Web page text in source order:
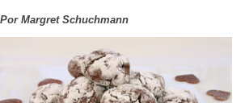
Por Margret Schuchmann